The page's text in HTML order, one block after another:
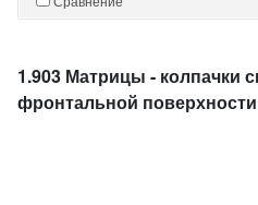
1.903 Матрицы - колпачки
фронтальной